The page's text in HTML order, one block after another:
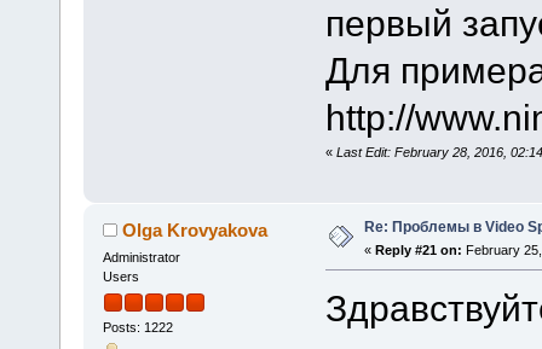
первый
Для
http://
« Last Edit: February 28, 2016,
Olga Krovyakova
Administrator
Users
Posts: 1222
Re: Проблемы в Video
« Reply #21 on: February